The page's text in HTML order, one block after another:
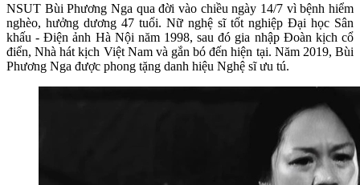
NSUT Bùi Phương Nga qua đời vào chiều ngày 14/7 vì bệnh hiểm
nghèo, hưởng dương 47 tuổi. Nữ nghệ sĩ tốt nghiệp Đại học Sân
khấu - Điện ảnh Hà Nội năm 1998, sau đó gia nhập Đoàn kịch cổ
điển, Nhà hát kịch Việt Nam và gắn bó đến hiện tại. Năm 2019, Bùi
Phương Nga được phong tặng danh hiệu Nghệ sĩ ưu tú.